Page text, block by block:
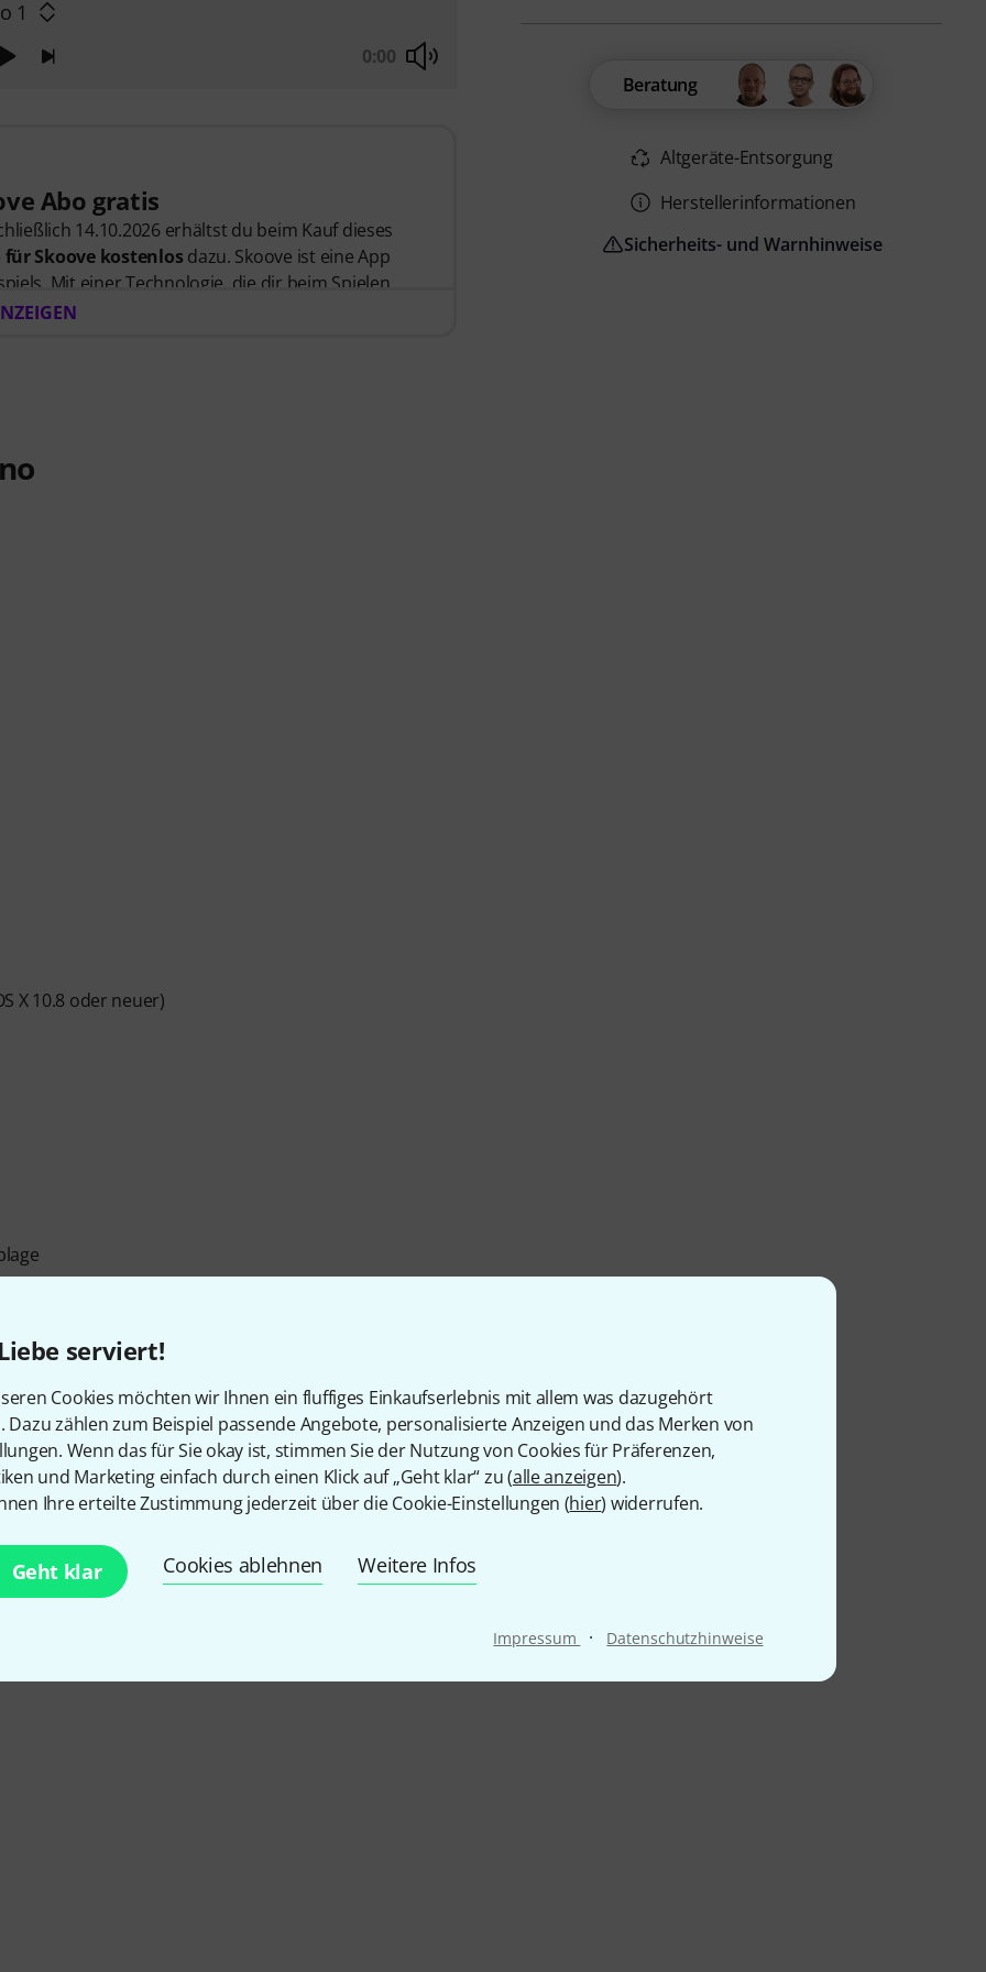
serviert!
Cookies möchten wir Ihnen ein fluffiges Einkaufserlebnis mit allem was dazugehört
Dazu zählen zum Beispiel passende Angebote, personalisierte Anzeigen und das Merken von
Wenn das für Sie okay ist, stimmen Sie der Nutzung von Cookies für Präferenzen,
und Marketing einfach durch einen Klick auf „Geht klar“ zu (alle anzeigen).
Ihre erteilte Zustimmung jederzeit über die Cookie-Einstellungen (hier) widerrufen.
Geht klar Cookies ablehnen Weitere Infos
Impressum · Datenschutzhinweise
1
0:00
Abo gratis
14.10.2026 erhältst du beim Kauf dieses
Skoove kostenlos dazu. Skoove ist eine App
Mit einer Technologie, die dir beim Spielen
von erfahrenen Klavierlehrer*innen erstellt
X 10.8 oder neuer)
Ständer
und SP-5600 Keyboard
Beratung
Altgeräte-Entsorgung
Herstellerinformationen
Sicherheits- und Warnhinweise